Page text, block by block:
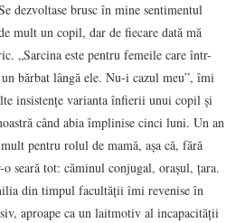
dezvoltase brusc în mine sentimentul
mult un copil, dar de fiecare dată mă
„Sarcina este pentru femeile care într-
bărbat lângă ele. Nu-i cazul meu”, îmi
insistenţe varianta înfierii unui copil şi
când abia împlinise cinci luni. Un an
pentru rolul de mamă, aşa că, fără
seară tot: căminul conjugal, oraşul, ţara.
din timpul facultăţii îmi revenise în
aproape ca un laitmotiv al incapacităţii